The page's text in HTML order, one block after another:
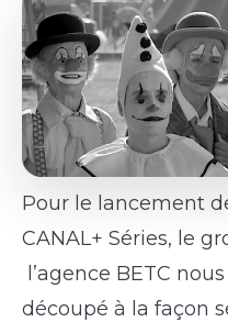
Pour le lancement
CANAL+ Séries, le
l’agence BETC
découpé à la façon